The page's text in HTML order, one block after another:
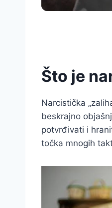
Što je
Narcistička
beskrajno
potvrđivati i
točka mnogih